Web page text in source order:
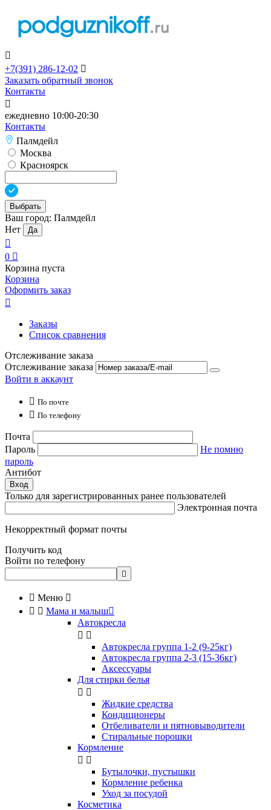

+7(391) 286-12-02 
Заказать обратный звонок
Контакты

ежедневно 10:00-20:30
Контакты
Палмдейл
Москва
Красноярск
Выбрать
Ваш город: Палмдейл
Нет
Да

0 
Корзина пуста
Корзина
Оформить заказ

Заказы
Список сравнения
Отслеживание заказа
Отслеживание заказа
Войти в аккаунт
 По почте
 По телефону
Почта
Пароль
Не помню
пароль
Антибот
Вход
Только для зарегистрированных ранее пользователей
Электронная почта
Некорректный формат почты
Получить код
Войти по телефону

 Меню 
  Мама и малыш
Автокресла
 
Автокресла группа 1-2 (9-25кг)
Автокресла группа 2-3 (15-36кг)
Аксессуары
Для стирки белья
 
Жидкие средства
Кондиционеры
Отбеливатели и пятновыводители
Стиральные порошки
Кормление
 
Бутылочки, пустышки
Кормление ребенка
Уход за посудой
Косметика